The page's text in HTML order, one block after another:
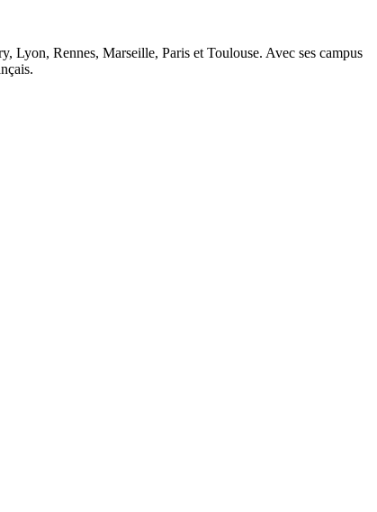
Lyon, Rennes, Marseille, Paris et Toulouse. Avec ses campus